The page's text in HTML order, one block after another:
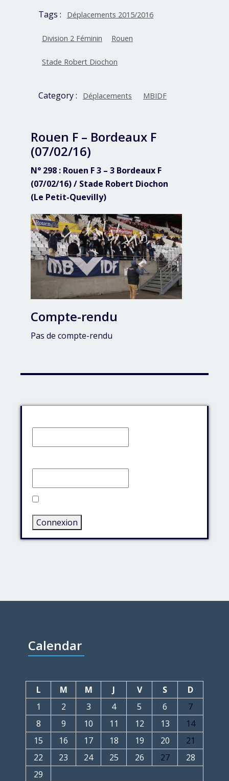
Tags : Déplacements 2015/2016
Division 2 Féminin Rouen
Stade Robert Diochon
Category : Déplacements MBIDF
Rouen F – Bordeaux F
(07/02/16)
N° 298 : Rouen F 3 – 3 Bordeaux F
(07/02/16) / Stade Robert Diochon
(Le Petit-Quevilly)
Compte-rendu
Pas de compte-rendu
Connexion
Calendar
L M M J V S
D
1
2 3 4 5 6
7
8
9 10 11 12 13
14
15
16 17 18 19 20
21
22
23 24 25 26 27
28
29